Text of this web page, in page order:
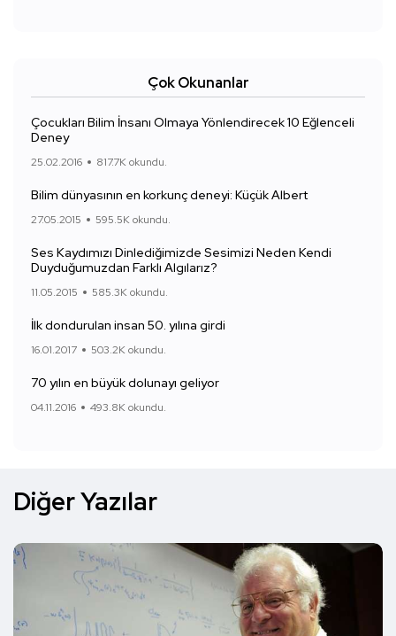
Çok Okunanlar
Çocukları Bilim İnsanı Olmaya Yönlendirecek 10 Eğlenceli
Deney
25.02.2016 817.7K okundu.
Bilim dünyasının en korkunç deneyi: Küçük Albert
27.05.2015 595.5K okundu.
Ses Kaydımızı Dinlediğimizde Sesimizi Neden Kendi
Duyduğumuzdan Farklı Algılarız?
11.05.2015 585.3K okundu.
İlk dondurulan insan 50. yılına girdi
16.01.2017 503.2K okundu.
70 yılın en büyük dolunayı geliyor
04.11.2016 493.8K okundu.
Diğer Yazılar